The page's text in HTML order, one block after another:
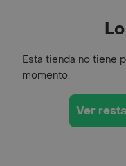
Esta tienda no tiene
momento.
Ver